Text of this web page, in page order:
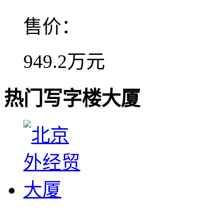
售价：
949.2万元
热门写字楼大厦